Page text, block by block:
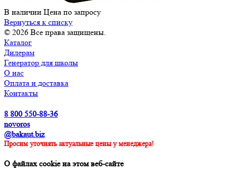
В наличии Цена по запросу
Вернуться к списку
© 2026 Все права защищены.
Каталог
Дилерам
Генератор для школы
О нас
Оплата и доставка
Контакты
8 800 550-88-36
novoros
@bakaut.biz
Просим уточнять актуальные цены у менеджера!
О файлах cookie на этом веб-сайте